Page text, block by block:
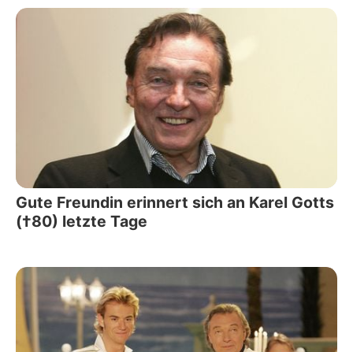
Gute Freundin erinnert sich an Karel Gotts
(†80) letzte Tage